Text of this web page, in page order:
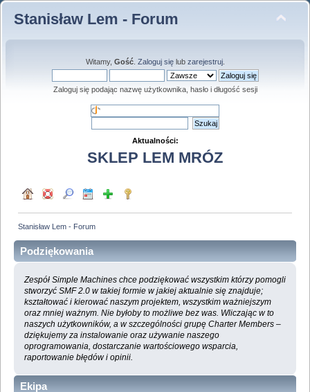
Stanisław Lem - Forum
Witamy, Gość. Zaloguj sięlub zarejestruj.
Zaloguj się podając nazwę użytkownika, hasło i długość sesji
Aktualności:
SKLEP LEM MRÓZ
Stanisław Lem - Forum
Podziękowania
Zespół Simple Machines chce podziękować wszystkim którzy pomogli
stworzyć SMF 2.0 w takiej formie w jakiej aktualnie się znajduje;
kształtować i kierować naszym projektem, wszystkim ważniejszym
oraz mniej ważnym. Nie byłoby to możliwe bez was. Wliczając w to
naszych użytkowników, a w szczególności grupę Charter Members –
dziękujemy za instalowanie oraz używanie naszego
oprogramowania, dostarczanie wartościowego wsparcia,
raportowanie błędów i opinii.
Ekipa